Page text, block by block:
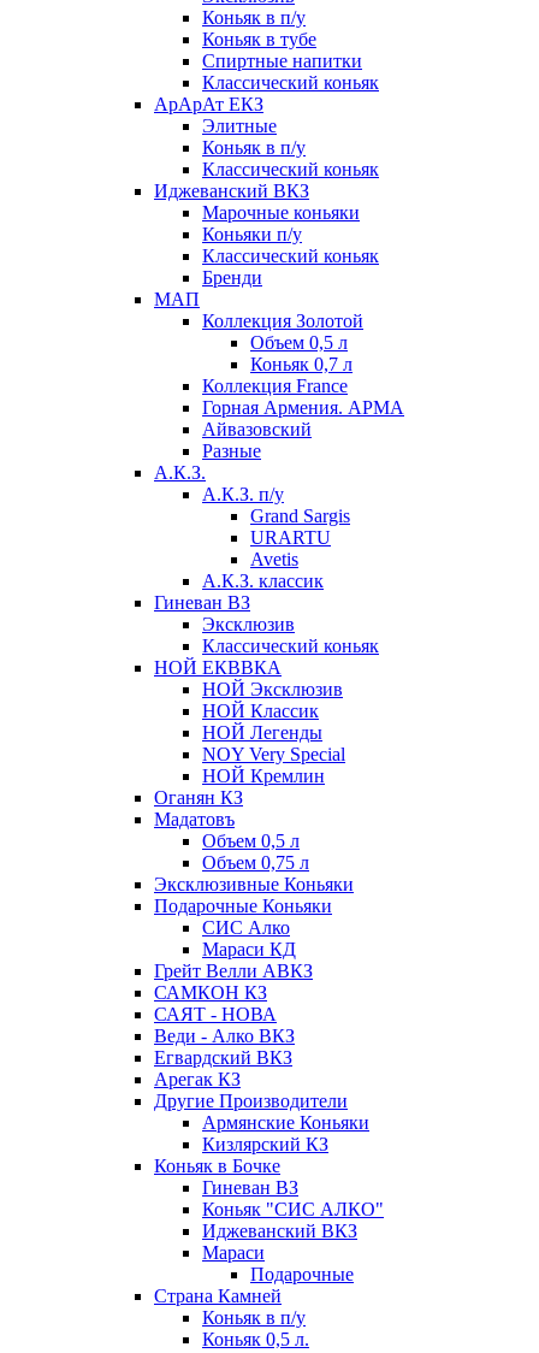
Коньяк в п/у
Коньяк в тубе
Спиртные напитки
Классический коньяк
АрАрАт ЕКЗ
Элитные
Коньяк в п/у
Классический коньяк
Иджеванский ВКЗ
Марочные коньяки
Коньяки п/у
Классический коньяк
Бренди
МАП
Коллекция Золотой
Объем 0,5 л
Коньяк 0,7 л
Коллекция France
Горная Армения. АРМА
Айвазовский
Разные
А.К.З.
А.К.З. п/у
Grand Sargis
URARTU
Avetis
А.К.З. классик
Гиневан ВЗ
Эксклюзив
Классический коньяк
НОЙ ЕКВВКА
НОЙ Эксклюзив
НОЙ Классик
НОЙ Легенды
NOY Very Speсial
НОЙ Кремлин
Оганян КЗ
Мадатовъ
Объем 0,5 л
Объем 0,75 л
Эксклюзивные Коньяки
Подарочные Коньяки
СИС Алко
Мараси КД
Грейт Велли АВКЗ
САМКОН КЗ
САЯТ - НОВА
Веди - Алко ВКЗ
Егвардский ВКЗ
Арегак КЗ
Другие Производители
Армянские Коньяки
Кизлярский КЗ
Коньяк в Бочке
Гиневан ВЗ
Коньяк "СИС АЛКО"
Иджеванский ВКЗ
Мараси
Подарочные
Страна Камней
Коньяк в п/у
Коньяк 0,5 л.